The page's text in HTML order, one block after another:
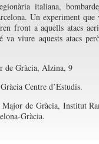
italiana,
Un experiment
front a aquells atacs
va viure aquests atacs
de Gràcia, Alzina, 9
Centre d’Estudis.
de Gràcia, Institut
Gràcia.